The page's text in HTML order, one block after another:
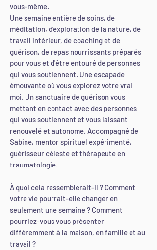
vous-même.
Une semaine entière de soins, de
méditation, d'exploration de la nature, de
travail intérieur, de coaching et de
guérison, de repas nourrissants préparés
pour vous et d'être entouré de personnes
qui vous soutiennent. Une escapade
émouvante où vous explorez votre vrai
moi. Un sanctuaire de guérison vous
mettant en contact avec des personnes
qui vous soutiennent et vous laissant
renouvelé et autonome. Accompagné de
Sabine, mentor spirituel expérimenté,
guérisseur céleste et thérapeute en
traumatologie.
À quoi cela ressemblerait-il ? Comment
votre vie pourrait-elle changer en
seulement une semaine ? Comment
pourriez-vous vous présenter
différemment à la maison, en famille et au
travail ?